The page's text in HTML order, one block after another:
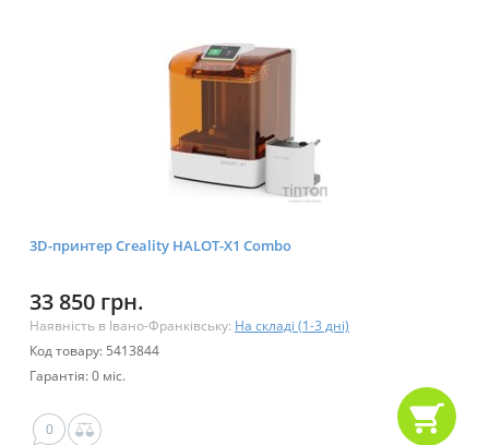
3D-принтер Creality HALOT-X1 Combo
33 850 грн.
Наявність в Івано-Франківську: На складі (1-3 дні)
Код товару: 5413844
Гарантія: 0 міс.
0